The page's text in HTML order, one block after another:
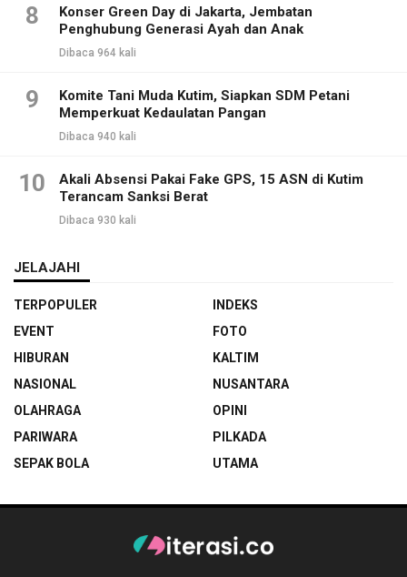
8
Konser Green Day di Jakarta, Jembatan
Penghubung Generasi Ayah dan Anak
Dibaca 964 kali
9
Komite Tani Muda Kutim, Siapkan SDM Petani
Memperkuat Kedaulatan Pangan
Dibaca 940 kali
10
Akali Absensi Pakai Fake GPS, 15 ASN di Kutim
Terancam Sanksi Berat
Dibaca 930 kali
JELAJAHI
TERPOPULER
INDEKS
EVENT
FOTO
HIBURAN
KALTIM
NASIONAL
NUSANTARA
OLAHRAGA
OPINI
PARIWARA
PILKADA
SEPAK BOLA
UTAMA